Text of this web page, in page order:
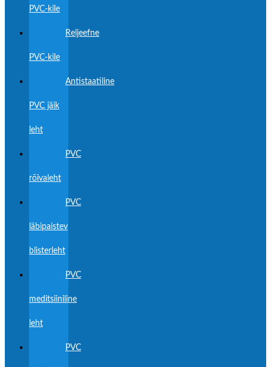
PVC-kile
Reljeefne
PVC-kile
Antistaatiline
PVC jäik
leht
PVC
rõivaleht
PVC
läbipaistev
blisterleht
PVC
meditsiiniline
leht
PVC